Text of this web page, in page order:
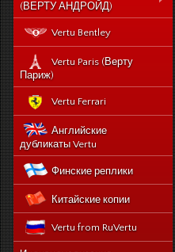
(ВЕРТУ АНДРОЙД)
Новый Vertu Signature
New Touch
Vertu Constellation X duos
Sim - смартфон Верту
Констелейшен икс на две
сим карты
Vertu Signature touch
Vertu Aster (Верту Астер)
Vertu Ti
Vertu Constellation V
noviy-vertu-signature-
new-touch
catalog
Vertu Bentley
Vertu Paris (Верту
Париж)
Vertu Ferrari
Английские
дубликаты Vertu
Финские реплики
Китайские копии
Vertu from RuVertu